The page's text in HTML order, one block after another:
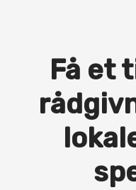
Få et